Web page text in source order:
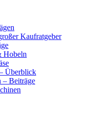
Kaufratgeber
Hobeln
Überblick
– Beiträge